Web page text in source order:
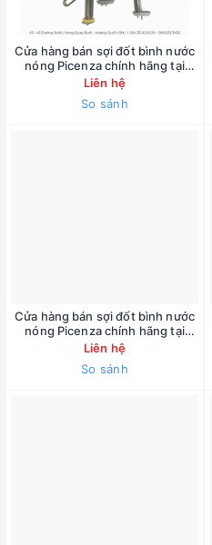
Cửa hàng bán sợi đốt bình nước
nóng Picenza chính hãng tại
đường Nguyễn Trãi ( bảo hành 1
năm ) 090.222.3455
Liên hệ
So sánh
Cửa hàng bán sợi đốt bình nước
nóng Picenza chính hãng tại
đường Tôn Đức Thắng ( bảo
hành 1 năm ) 090.222.3455
Liên hệ
So sánh